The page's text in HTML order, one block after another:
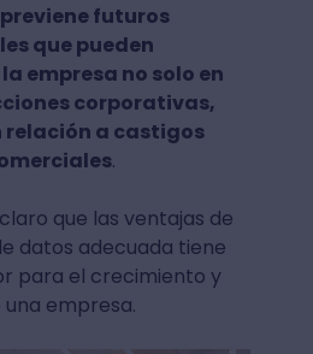
previene futuros
que pueden
empresa no solo en
corporativas,
relación a castigos
.
que las ventajas de
datos adecuada tiene
para el crecimiento y
empresa.